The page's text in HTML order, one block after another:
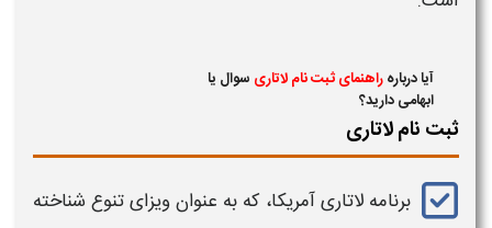
آیا دربارهراهنمای ثبت نام لاتاری سوال یا
ابهامی دارید؟
ثبت نام لاتاری
برنامه لاتاری آمریکا، که به عنوان ویزای تنوع شناخته